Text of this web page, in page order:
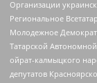
Организации
Региональное
Молодежное
Татарской
ойрат-калмыцкого
депутатов